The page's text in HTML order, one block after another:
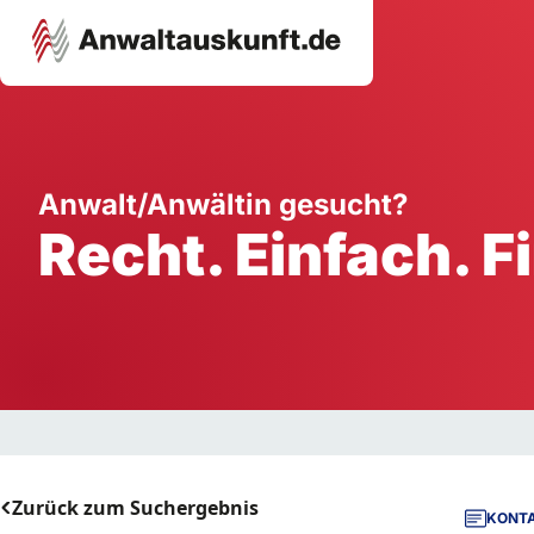
Ausbildung
Handwerk
Dienstleistung
Anwalt/Anwältin gesucht?
Recht. Einfach.
Zurück zum Suchergebnis